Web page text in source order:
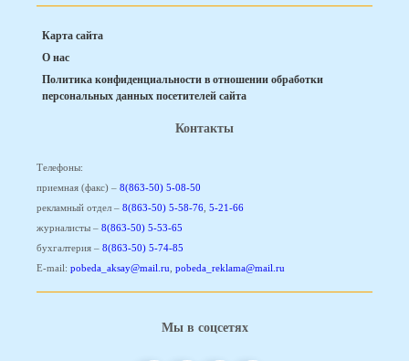
Карта сайта
О нас
Политика конфиденциальности в отношении обработки
персональных данных посетителей сайта
Контакты
Телефоны:
приемная (факс) – 8(863-50) 5-08-50
рекламный отдел – 8(863-50) 5-58-76 5-21-66
журналисты – 8(863-50) 5-53-65
бухгалтерия – 8(863-50) 5-74-85
E-mail: pobeda_aksay@mail.ru pobeda_reklama@mail.ru
Мы в соцсетях